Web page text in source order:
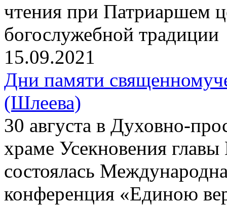
чтения при Патриаршем
богослужебной традиции
15.09.2021
Дни памяти
(Шлеева)
30 августа в Духовно-
храме Усекновения
состоялась
конференция «Единою